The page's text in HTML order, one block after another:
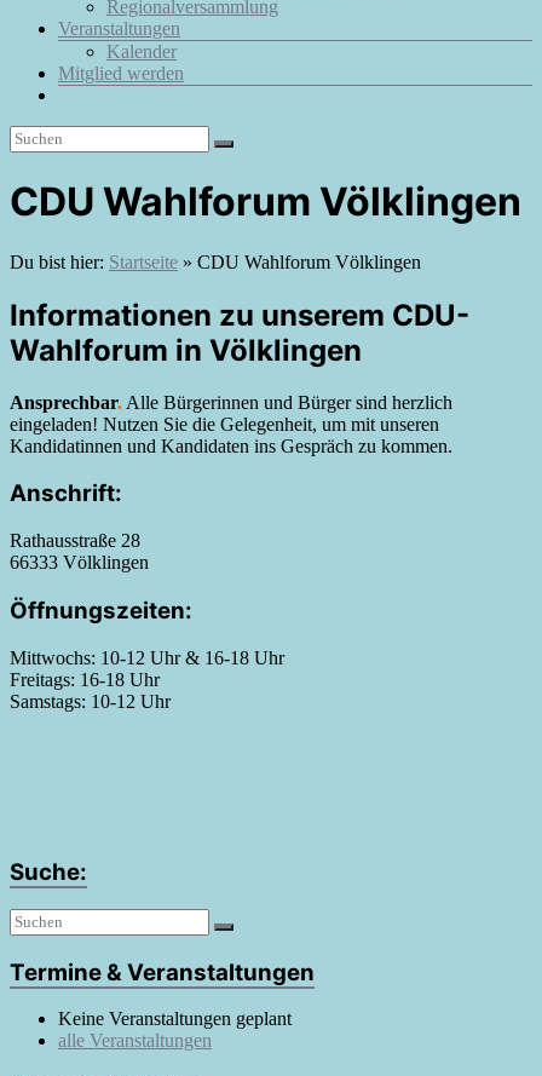
Regionalversammlung
Veranstaltungen
Kalender
Mitglied werden
CDU Wahlforum Völklingen
Du bist hier: Startseite » CDU Wahlforum Völklingen
Informationen zu unserem CDU-
Wahlforum in Völklingen
Ansprechbar. Alle Bürgerinnen und Bürger sind herzlich
eingeladen! Nutzen Sie die Gelegenheit, um mit unseren
Kandidatinnen und Kandidaten ins Gespräch zu kommen.
Anschrift:
Rathausstraße 28
66333 Völklingen
Öffnungszeiten:
Mittwochs: 10-12 Uhr & 16-18 Uhr
Freitags: 16-18 Uhr
Samstags: 10-12 Uhr
Suche:
Termine & Veranstaltungen
Keine Veranstaltungen geplant
alle Veranstaltungen